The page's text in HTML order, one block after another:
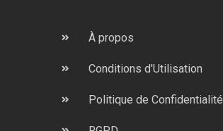
À propos
Conditions d'Utilisation
Politique de Confidentialité